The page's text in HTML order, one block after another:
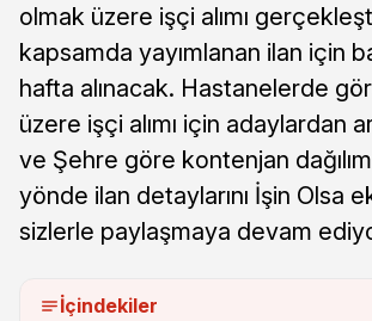
olmak üzere işçi alımı
kapsamda yayımlanan ilan için
hafta alınacak. Hastanelerde
üzere işçi alımı için adaylardan
ve Şehre göre kontenjan
yönde ilan detaylarını İşin Olsa
sizlerle paylaşmaya devam
İçindekiler